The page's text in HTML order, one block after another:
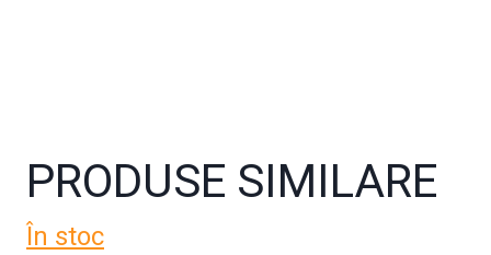
PRODUSE SIMILARE
În stoc